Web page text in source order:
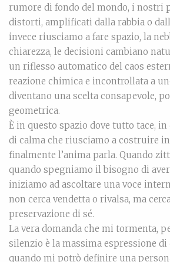
rumore di fondo del mondo, i nostri
distorti, amplificati dalla rabbia o
invece riusciamo a fare spazio, la
chiarezza, le decisioni cambiano
un riflesso automatico del caos
reazione chimica e incontrollata a
diventano una scelta consapevole,
geometrica.
È in questo spazio dove tutto tace,
di calma che riusciamo a costruire
finalmente l’anima parla. Quando
quando spegniamo il bisogno di
iniziamo ad ascoltare una voce
non cerca vendetta o rivalsa, ma
preservazione di sé.
La vera domanda che mi tormenta,
silenzio è la massima espressione di
quando mi potrò definire una